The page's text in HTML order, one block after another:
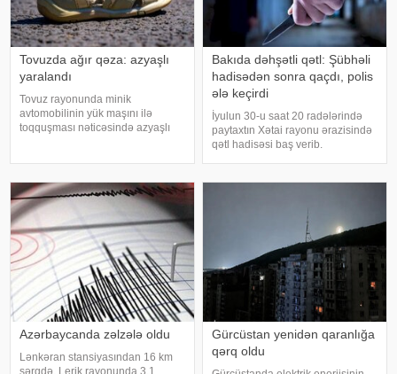
Tovuzda ağır qəza: azyaşlı
yaralandı
Tovuz rayonunda minik
avtomobilinin yük maşını ilə
toqquşması nəticəsində azyaşlı
VAZ-2107 markalı minik
avtomobili ZİL markal
Bakıda dəhşətli qətl: Şübhəli
hadisədən sonra qaçdı, polis
ələ keçirdi
İyulun 30-u saat 20 radələrində
paytaxtın Xətai rayonu ərazisində
qətl hadisəsi baş verib.
münaqişə zəminində 1991-ci il
Azərbaycanda zəlzələ oldu
Lənkəran stansiyasından 16 km
şərqdə, Lerik rayonunda 3.1
Gürcüstan yenidən qaranlığa
qərq oldu